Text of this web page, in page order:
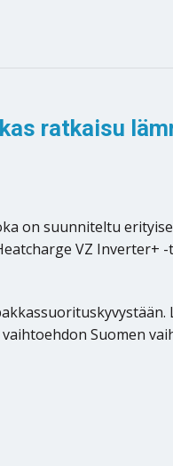
ratkaisu
on suunniteltu
VZ Inverter+
Suomen